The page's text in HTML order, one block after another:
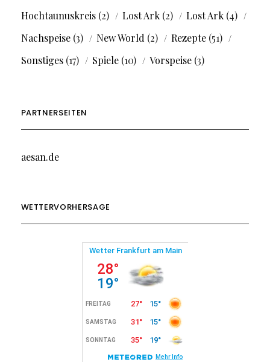
Hochtaunuskreis(2) Lost Ark(2) Lost Ark(4)
Nachspeise(3) New World (2) Rezepte(51)
Sonstiges(17) Spiele(10) Vorspeise(3)
PARTNERSEITEN
aesan.de
WETTERVORHERSAGE